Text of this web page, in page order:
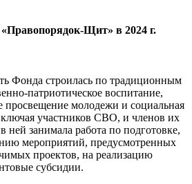
Щит» в 2024 г.
Фонда строилась по традиционным
патриотическое воспитание,
просвещение молодежи и социальная
участников СВО, и членов их
ней занимала работа по подготовке,
мероприятий, предусмотренных
проектов, на реализацию
субсидии.